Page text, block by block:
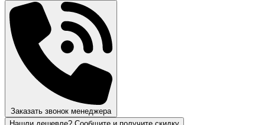
Заказать звонок менеджера